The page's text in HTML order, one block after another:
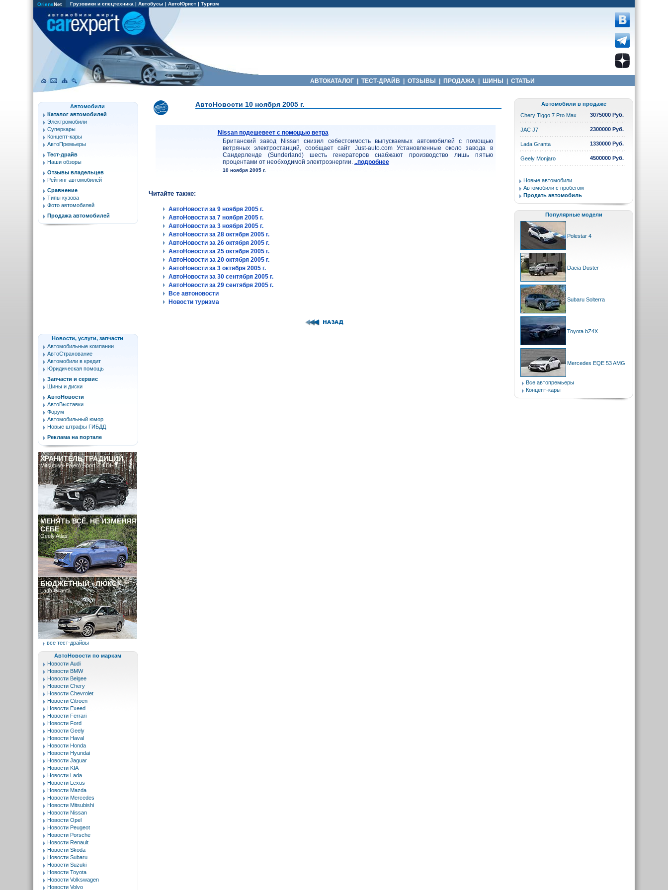
OriensNet Грузовики и спецтехника | Автобусы | АвтоЮрист | Туризм
АВТОКАТАЛОГ ТЕСТ-ДРАЙВ ОТЗЫВЫ ПРОДАЖА ШИНЫ СТАТЬИ
АвтоНовости 10 ноября 2005 г.
Nissan подешевеет с помощью ветра
Британский завод Nissan снизил себестоимость выпускаемых автомобилей с помощью
ветряных электростанций, сообщает сайт Just-auto.com Установленные около завода в
Сандерленде (Sunderland) шесть генераторов снабжают производство лишь пятью
процентами от необходимой электроэнергии. ..подробнее
10 ноября 2005 г.
Читайте также:
АвтоНовости за 9 ноября 2005 г.
АвтоНовости за 7 ноября 2005 г.
АвтоНовости за 3 ноября 2005 г.
АвтоНовости за 28 октября 2005 г.
АвтоНовости за 26 октября 2005 г.
АвтоНовости за 25 октября 2005 г.
АвтоНовости за 20 октября 2005 г.
АвтоНовости за 3 октября 2005 г.
АвтоНовости за 30 сентября 2005 г.
АвтоНовости за 29 сентября 2005 г.
Все автоновости
Новости туризма
Автомобили
Каталог автомобилей
Электромобили
Суперкары
Концепт-кары
АвтоПремьеры
Тест-драйв
Наши обзоры
Отзывы владельцев
Рейтинг автомобилей
Сравнение
Типы кузова
Фото автомобилей
Продажа автомобилей
Новости, услуги, запчасти
Автомобильные компании
АвтоСтрахование
Автомобили в кредит
Юридическая помощь
Запчасти и сервис
Шины и диски
АвтоНовости
АвтоВыставки
Форум
Автомобильный юмор
Новые штрафы ГИБДД
Реклама на портале
ХРАНИТЕЛЬ ТРАДИЦИЙ
Mitsubishi Pajero Sport 2.4 DI-D
МЕНЯТЬ ВСЁ, НЕ ИЗМЕНЯЯ
СЕБЕ
Geely Atlas
БЮДЖЕТНЫЙ «ЛЮКС»
Lada Granta
все тест-драйвы
АвтоНовости по маркам
Новости Audi
Новости BMW
Новости Belgee
Новости Chery
Новости Chevrolet
Новости Citroen
Новости Exeed
Новости Ferrari
Новости Ford
Новости Geely
Новости Haval
Новости Honda
Новости Hyundai
Новости Jaguar
Новости KIA
Новости Lada
Новости Lexus
Новости Mazda
Новости Mercedes
Новости Mitsubishi
Новости Nissan
Новости Opel
Новости Peugeot
Новости Porsche
Новости Renault
Новости Skoda
Новости Subaru
Новости Suzuki
Новости Toyota
Новости Volkswagen
Новости Volvo
Автомобили в продаже
Chery Tiggo 7 Pro Max
3075000 Руб.
JAC J7 2300000 Руб.
Lada Granta 1330000 Руб.
Geely Monjaro 4500000 Руб.
Новые автомобили
Автомобили с пробегом
Продать автомобиль
Популярные модели
Polestar 4
Dacia Duster
Subaru Solterra
Toyota bZ4X
Mercedes EQE 53 AMG
Все автопремьеры
Концепт-кары